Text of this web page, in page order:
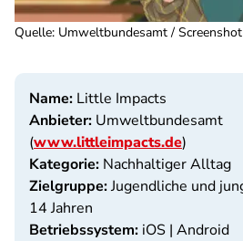
Quelle: Umweltbundesamt / Screenshot
Name: Little Impacts
Anbieter: Umweltbundesamt
(www.littleimpacts.de)
Kategorie: Nachhaltiger Alltag
Zielgruppe:Jugendliche und
14 Jahren
Betriebssystem: iOS | Android